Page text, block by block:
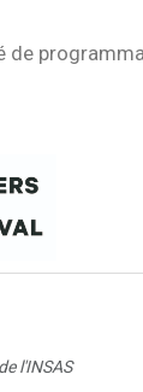
de
l'INSAS